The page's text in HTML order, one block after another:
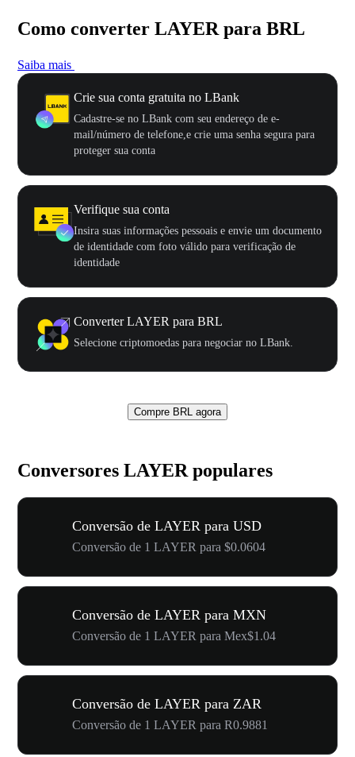
Como converter LAYER para BRL
Saiba mais
Crie sua conta gratuita no LBank
Cadastre-se no LBank com seu endereço de e-
mail/número de telefone,e crie uma senha segura para
proteger sua conta
Verifique sua conta
Insira suas informações pessoais e envie um documento
de identidade com foto válido para verificação de
identidade
Converter LAYER para BRL
Selecione criptomoedas para negociar no LBank.
Compre BRL agora
Conversores LAYER populares
Conversão de LAYER para USD
Conversão de 1 LAYER para $0.0604
Conversão de LAYER para MXN
Conversão de 1 LAYER para Mex$1.04
Conversão de LAYER para ZAR
Conversão de 1 LAYER para R0.9881